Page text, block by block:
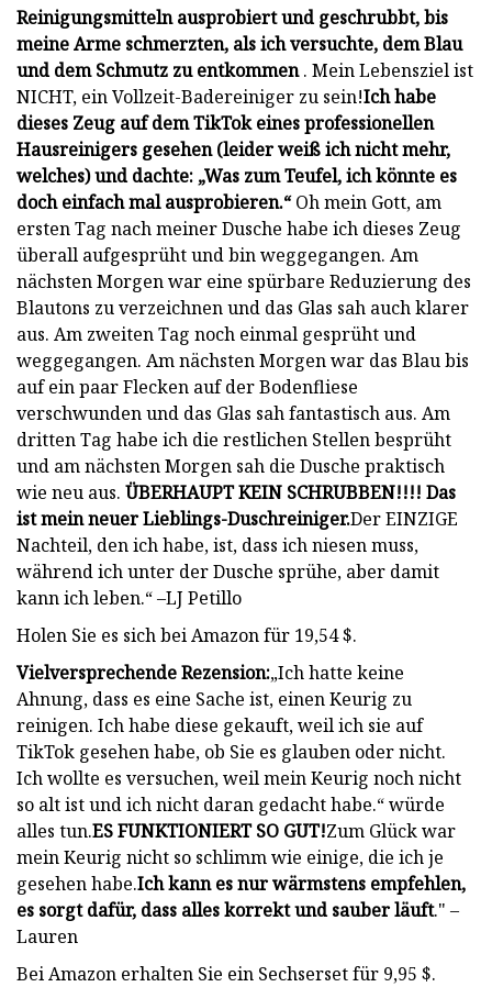
Reinigungsmitteln ausprobiert und geschrubbt, bis
meine Arme schmerzten, als ich versuchte, dem Blau
und dem Schmutz zu entkommen. Mein Lebensziel ist
NICHT, ein Vollzeit-Badereiniger zu sein!Ich habe
dieses Zeug auf dem TikTok eines professionellen
Hausreinigers gesehen (leider weiß ich nicht mehr,
welches) und dachte: „Was zum Teufel, ich könnte es
doch einfach mal ausprobieren.“Oh mein Gott, am
ersten Tag nach meiner Dusche habe ich dieses Zeug
überall aufgesprüht und bin weggegangen. Am
nächsten Morgen war eine spürbare Reduzierung des
Blautons zu verzeichnen und das Glas sah auch klarer
aus. Am zweiten Tag noch einmal gesprüht und
weggegangen. Am nächsten Morgen war das Blau bis
auf ein paar Flecken auf der Bodenfliese
verschwunden und das Glas sah fantastisch aus. Am
dritten Tag habe ich die restlichen Stellen besprüht
und am nächsten Morgen sah die Dusche praktisch
wie neu aus. ÜBERHAUPT KEIN SCHRUBBEN!!!! Das
ist mein neuer Lieblings-Duschreiniger.Der EINZIGE
Nachteil, den ich habe, ist, dass ich niesen muss,
während ich unter der Dusche sprühe, aber damit
kann ich leben.“ –LJ Petillo
Holen Sie es sich bei Amazon für 19,54 $.
Vielversprechende Rezension:„Ich hatte keine
Ahnung, dass es eine Sache ist, einen Keurig zu
reinigen. Ich habe diese gekauft, weil ich sie auf
TikTok gesehen habe, ob Sie es glauben oder nicht.
Ich wollte es versuchen, weil mein Keurig noch nicht
so alt ist und ich nicht daran gedacht habe.“ würde
alles tun.ES FUNKTIONIERT SO GUT!Zum Glück war
mein Keurig nicht so schlimm wie einige, die ich je
gesehen habe.Ich kann es nur wärmstens empfehlen,
es sorgt dafür, dass alles korrekt und sauber läuft." –
Lauren
Bei Amazon erhalten Sie ein Sechserset für 9,95 $.